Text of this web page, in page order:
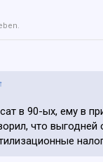
↑
в 90-ых, ему в
что выгодней